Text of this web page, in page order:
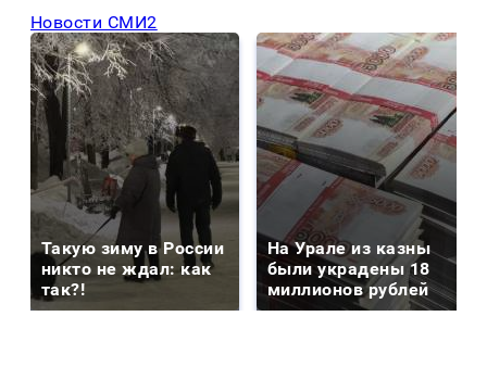
Новости СМИ2
Такую зиму в России
никто не ждал: как
так?!
На Урале из казны
были украдены 18
миллионов рублей